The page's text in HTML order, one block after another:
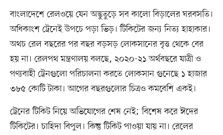
বাংলাদেশে রেলওয়ে যেন অদ্ভুতুড়ে সব কালো বিড়ালের ঘরবসতি।
অধিকাংশ ট্রেনেই উপচে পড়া ভিড়। টিকিটের জন্য নিত্য হাহাকার।
অথচ রেল বছরের পর বছর বড়সড় লোকসানের বৃত্ত থেকে বের
হয় না। রেলপথ মন্ত্রণালয় বলছে, ২০২০-২১ অর্থবছরে যাত্রী ও
পণ্যবাহী ট্রেনগুলো পরিচালনা করতে লোকসান গুনেছে ১ হাজার
৩৮৫ কোটি টাকা। আগের বছরগুলোর চিত্রও কমবেশি একই।
ট্রেনের টিকিট নিয়ে অভিযোগের শেষ নেই; বিশেষ করে ঈদের
টিকিটের। চাহিদা বিপুল। কিন্তু টিকিট পাওয়া যায় না। রেলের